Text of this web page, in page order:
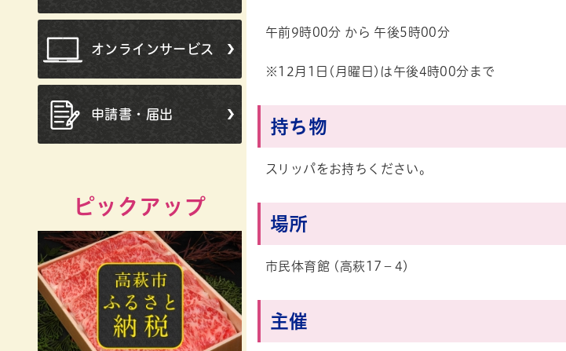
オンラインサービス
申請書・届出
ピックアップ
午前9時00分 から 午後5時00分
※12月1日(月曜日)は午後4時00分まで
持ち物
スリッパをお持ちください。
場所
市民体育館 (高萩17－4)
主催